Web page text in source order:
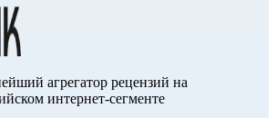
агрегатор рецензий на
интернет-сегменте